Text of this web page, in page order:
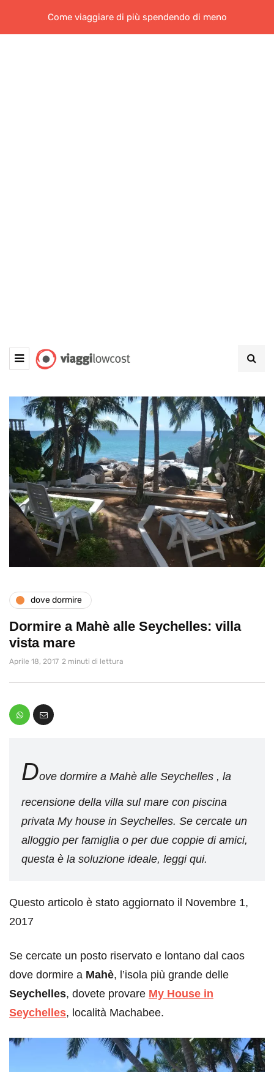
Come viaggiare di più spendendo di meno
dove dormire
Dormire a Mahè alle Seychelles: villa
vista mare
Aprile 18, 2017 2 minuti di lettura
Dove dormire a Mahè alle Seychelles , la
recensione della villa sul mare con piscina
privata My house in Seychelles. Se cercate un
alloggio per famiglia o per due coppie di amici,
questa è la soluzione ideale, leggi qui.
Questo articolo è stato aggiornato il Novembre 1,
2017
Se cercate un posto riservato e lontano dal caos
dove dormire a Mahè, l’isola più grande delle
Seychelles, dovete provare My House in
Seychelles, località Machabee.